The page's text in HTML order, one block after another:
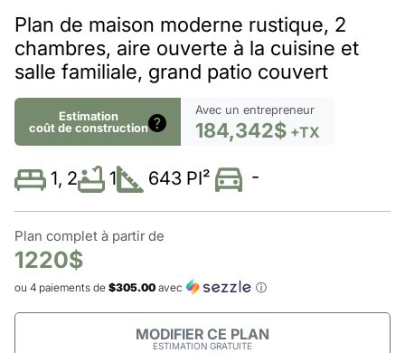
Plan de maison moderne rustique, 2
chambres, aire ouverte à la cuisine et
salle familiale, grand patio couvert
Estimation
coût de construction
Avec un entrepreneur
184,342$ +TX
1, 2 1 643 PI² -
Plan complet à partir de
1220$
ou 4 paiements de $305.00 avec ⓘ
MODIFIER CE PLAN
ESTIMATION GRATUITE